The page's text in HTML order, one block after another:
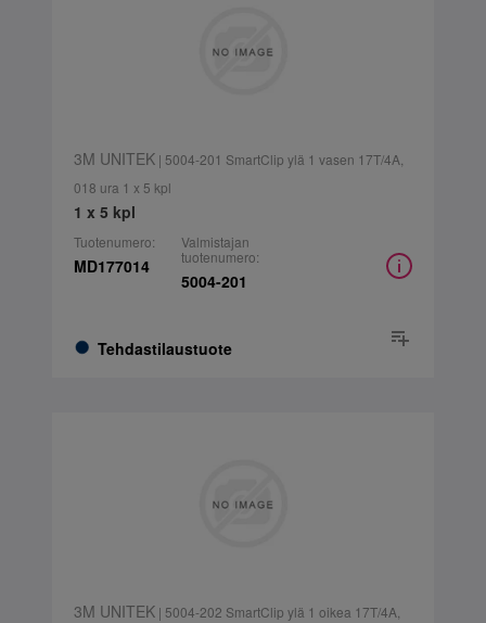
3M UNITEK| 5004-201 SmartClip ylä 1 vasen 17T/4A,
018 ura 1 x 5 kpl
1 x 5 kpl
Tuotenumero:
MD177014
Tehdastilaustuote
Valmistajan
tuotenumero:
5004-201
3M UNITEK| 5004-202 SmartClip ylä 1 oikea 17T/4A,